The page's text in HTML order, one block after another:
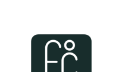
springen